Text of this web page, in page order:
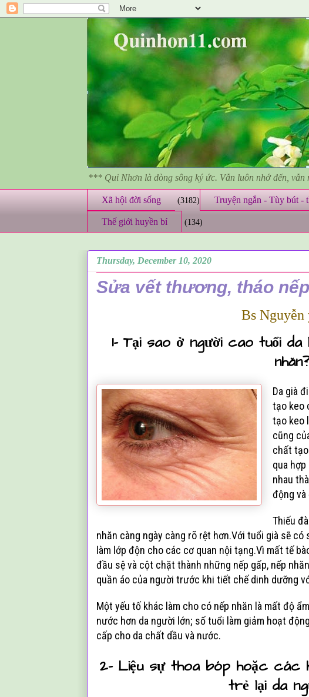
*** Qui Nhơn là dòng sông ký ức. Vẫn luôn nhớ đến,
Xã hội đời sống (3182) Truyện ngắn - Tùy bút -
Thế giới huyền bí (134)
Thursday, December 10, 2020
Sửa vết thương, tháo
Bs
1- Tại sao ở người cao tuổi
Da già
tạo keo
tạo keo
cũng
chất
qua
nhau
động và
Thiếu
nhăn càng ngày càng rõ rệt hơn.Với tuổi già sẽ
làm lớp độn cho các cơ quan nội tạng.Vì mất tế
đầu sệ và cột chặt thành những nếp gấp, nếp
quần áo của người trước khi tiết chế dinh dưỡng
Một yếu tố khác làm cho có nếp nhăn là mất độ
nước hơn da người lớn; số tuổi làm giảm hoạt
cấp cho da chất dầu và nước.
2- Liệu sự thoa bóp hoặc các
trẻ lại da